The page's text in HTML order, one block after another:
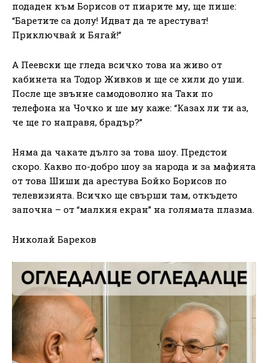
подаден към Борисов от пиарите му, ще пише:
“Баретите са долу! Идват да те арестуват!
Приключвай и Бягай!”
А Пеевски ще гледа всичко това на живо от
кабинета на Тодор Живков и ще се хили до уши.
После ще звънне самодоволно на Таки по
телефона на Чочко и ше му каже: “Казах ли ти аз,
че ще го направя, брадър?”
Няма да чакате дълго за това шоу. Предстои
скоро. Какво по-добро шоу за народа и за мафията
от това Шиши да арестува Бойко Борисов по
телевизията. Всичко ще свърши там, откъдето
започна – от “малкия екран” на голямата плазма.
Николай Бареков